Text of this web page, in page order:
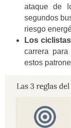
ataque de
segundos
riesgo
Los
carrera
estos